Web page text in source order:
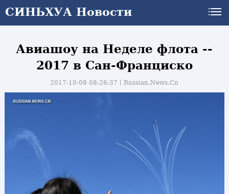
СИНЬХУА Новости
Авиашоу на Неделе флота --
2017 в Сан-Франциско
2017-10-09 08:26:37丨Russian.News.Cn